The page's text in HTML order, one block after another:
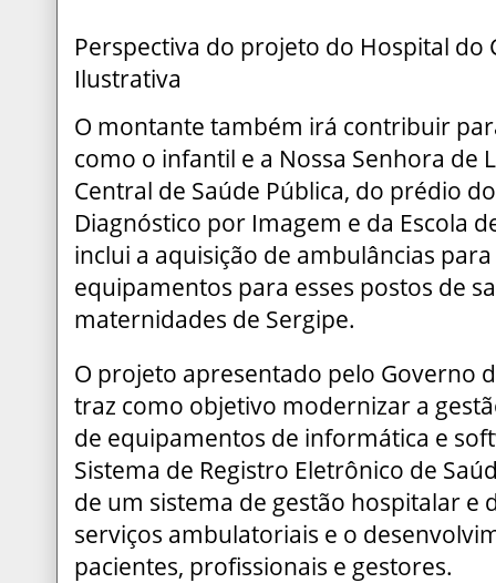
Perspectiva do projeto do Hospital do
Ilustrativa
O montante também irá contribuir
como o infantil e a Nossa Senhora de
Central de Saúde Pública, do prédio
Diagnóstico por Imagem e da Escola
inclui a aquisição de ambulâncias
equipamentos para esses postos de
maternidades de Sergipe.
O projeto apresentado pelo Governo
traz como objetivo modernizar a
de equipamentos de informática e
Sistema de Registro Eletrônico de
de um sistema de gestão hospitalar e
serviços ambulatoriais e o
pacientes, profissionais e gestores.